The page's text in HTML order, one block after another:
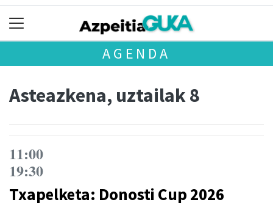
AGENDA
Asteazkena, uztailak 8
11:00
19:30
Txapelketa: Donosti Cup 2026